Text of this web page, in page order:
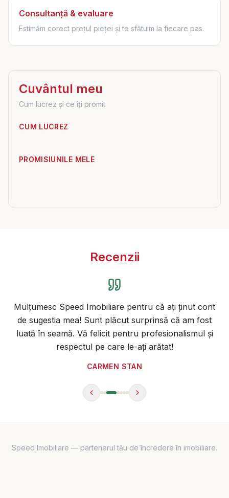
Consultanță & evaluare
Estimăm corect prețul pieței și te sfătuim la fiecare pas.
Cuvântul meu
Cum lucrez și ce îți promit
CUM LUCREZ
PROMISIUNILE MELE
Recenzii
Mulțumesc Speed Imobiliare pentru că ați ținut cont
de sugestia mea! Sunt plăcut surprinsă că am fost
luată în seamă. Vă felicit pentru profesionalismul și
respectul pe care le-ați arătat!
CARMEN STAN
Speed Imobiliare — partenerul tău de încredere în imobiliare.